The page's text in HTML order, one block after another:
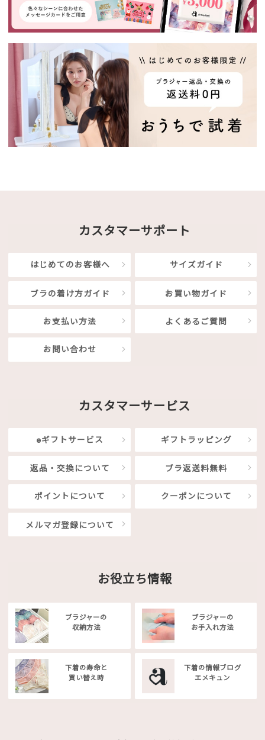
カスタマーサポート
はじめてのお客様へ サイズガイド
ブラの着け方ガイド お買い物ガイド
お支払い方法 よくあるご質問
お問い合わせ
カスタマーサービス
eギフトサービス ギフトラッピング
返品・交換について ブラ返送料無料
ポイントについて クーポンについて
メルマガ登録について
お役立ち情報
ブラジャーの
収納方法
ブラジャーの
お手入れ方法
下着の寿命と
買い替え時
下着の情報ブログ
エメキュン